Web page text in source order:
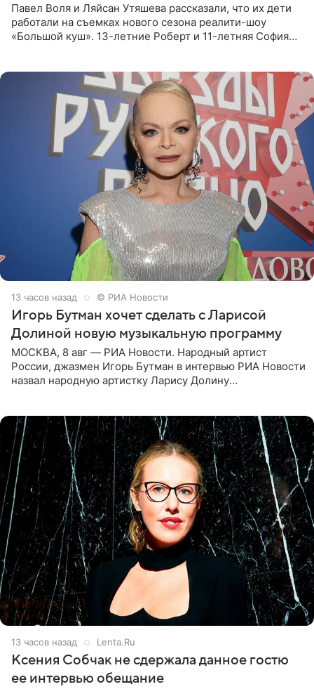
Павел Воля и Ляйсан Утяшева рассказали, что их дети
работали на съемках нового сезона реалити-шоу
«Большой куш». 13-летние Роберт и 11-летняя София
13 часов назад © РИА Новости
Игорь Бутман хочет сделать с Ларисой
Долиной новую музыкальную программу
МОСКВА, 8 авг — РИА Новости. Народный артист
России, джазмен Игорь Бутман в интервью РИА Новости
назвал народную артистку Ларису Долину
13 часов назад Lenta.Ru
Ксения Собчак не сдержала данное гостю
ее интервью обещание